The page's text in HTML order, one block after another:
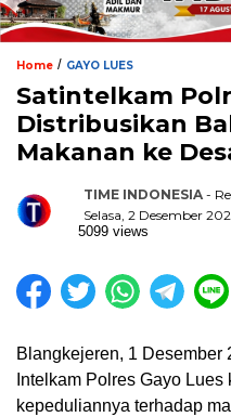
Home / GAYO LUES
Satintelkam
Distribusikan
Makanan ke
TIME INDONESIA -
Selasa, 2 Desember
5099 views
Blangkejeren, 1 Desember
Intelkam Polres Gayo
kepeduliannya terhadap